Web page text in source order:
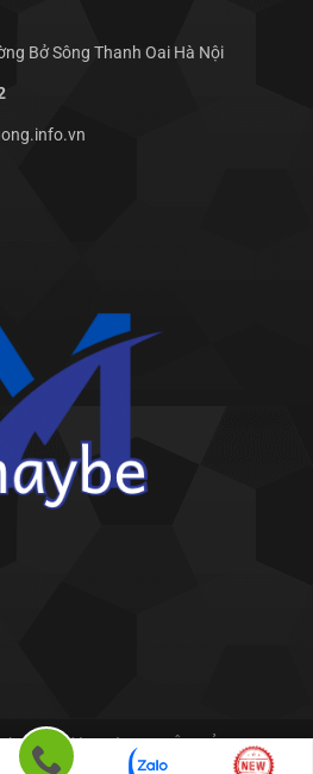
Bở Sông Thanh Oai Hà Nội
giấy dán tường THIÊN BẢO